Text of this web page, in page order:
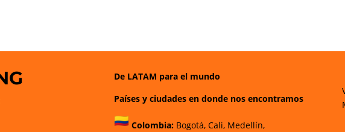
De LATAM para el mundo
Países y ciudades en donde nos encontramos
Colombia: Bogotá,Cali, Medellín,